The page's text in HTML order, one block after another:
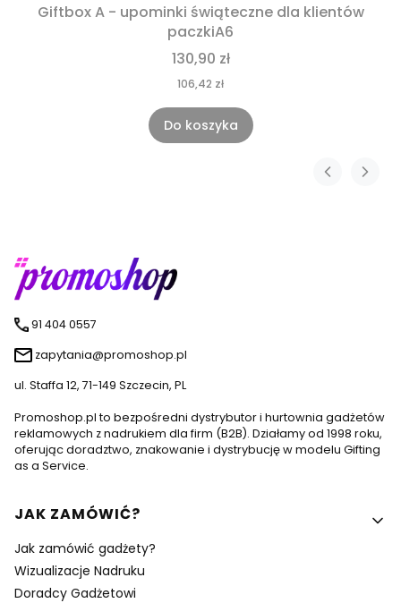
Giftbox A - upominki świąteczne dla klientów
paczkiA6
130,90 zł
106,42 zł
Do koszyka
91 404 0557
zapytania@promoshop.pl
ul. Staffa 12, 71-149 Szczecin, PL
Promoshop.pl to bezpośredni dystrybutor i hurtownia gadżetów
reklamowych z nadrukiem dla firm (B2B). Działamy od 1998 roku,
oferując doradztwo, znakowanie i dystrybucję w modelu Gifting
as a Service.
Linki w stopce
JAK ZAMÓWIĆ?
Jak zamówić gadżety?
Wizualizacje Nadruku
Doradcy Gadżetowi